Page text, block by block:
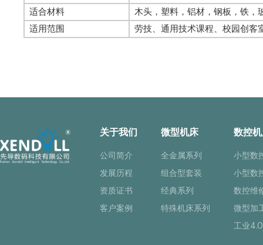
适合材料
木头，塑料，铝材，钢板，铁，
适用范围
劳技、通用技术课程、校园创客
关于我们
公司简介
发展历程
资质证书
客户案例
微型机床
全金属系列
组合型套装
经典系列
特殊机床系列
数控
小型数
小型数
数控维
微型加
工业4.0